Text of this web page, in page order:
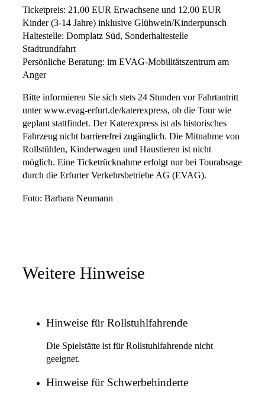
Ticketpreis: 21,00 EUR Erwachsene und 12,00 EUR
Kinder (3-14 Jahre) inklusive Glühwein/Kinderpunsch
Haltestelle: Domplatz Süd, Sonderhaltestelle
Stadtrundfahrt
Persönliche Beratung: im EVAG-Mobilitätszentrum am
Anger
Bitte informieren Sie sich stets 24 Stunden vor Fahrtantritt
unter www.evag-erfurt.de/katerexpress, ob die Tour wie
geplant stattfindet. Der Katerexpress ist als historisches
Fahrzeug nicht barrierefrei zugänglich. Die Mitnahme von
Rollstühlen, Kinderwagen und Haustieren ist nicht
möglich. Eine Ticketrücknahme erfolgt nur bei Tourabsage
durch die Erfurter Verkehrsbetriebe AG (EVAG).
Foto: Barbara Neumann
Weitere Hinweise
Hinweise für Rollstuhlfahrende
Die Spielstätte ist für Rollstuhlfahrende nicht
geeignet.
Hinweise für Schwerbehinderte